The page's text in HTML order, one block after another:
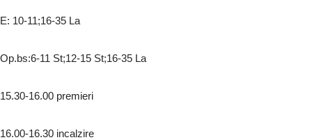
E: 10-11;16-35 La
Op.bs:6-11 St;12-15 St;16-35 La
15.30-16.00 premieri
16.00-16.30 incalzire